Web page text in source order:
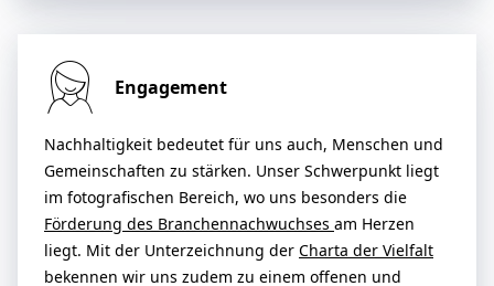
Engagement
Nachhaltigkeit bedeutet für uns auch, Menschen und
Gemeinschaften zu stärken. Unser Schwerpunkt liegt
im fotografischen Bereich, wo uns besonders die
Förderung des Branchennachwuchses am Herzen
liegt. Mit der Unterzeichnung der Charta der Vielfalt
bekennen wir uns zudem zu einem offenen und